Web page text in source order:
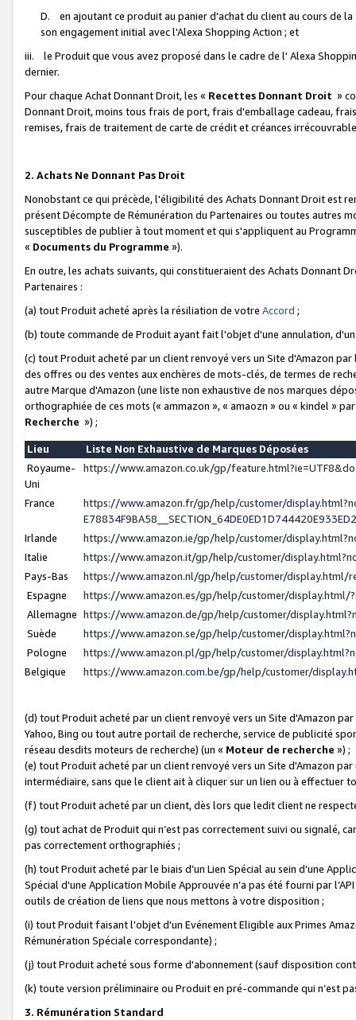
D. en ajoutant ce produit au panier d'achat du client au cours de
son engagement initial avec l'Alexa Shopping Action ; et
iii. le Produit que vous avez proposé dans le cadre de l' Alexa
dernier.
Pour chaque Achat Donnant Droit, les « Recettes Donnant Droit »
Donnant Droit, moins tous frais de port, frais d'emballage cadeau,
remises, frais de traitement de carte de crédit et créances
2. Achats Ne Donnant Pas Droit
Nonobstant ce qui précède, l'éligibilité des Achats Donnant Droit est
présent Décompte de Rémunération du Partenaires ou toutes autres
susceptibles de publier à tout moment et qui s'appliquent au
« Documents du Programme »).
En outre, les achats suivants, qui constitueraient des Achats Donnant
Partenaires :
(a) tout Produit acheté après la résiliation de votre Accord ;
(b) toute commande de Produit ayant fait l'objet d'une annulation,
(c) tout Produit acheté par un client renvoyé vers un Site d'Amazon
des offres ou des ventes aux enchères de mots-clés, de termes de
autre Marque d'Amazon (une liste non exhaustive de nos marques
orthographiée de ces mots (« ammazon », « amaozn » ou « kindel »
Recherche ») ;
Lieu
Liste Non Exhaustive de Marques Déposées
Royaume-
Uni
https://www.amazon.co.uk/gp/
France
https://www.amazon.fr/gp/help/customer/
Irlande
https://www.amazon.ie/gp/help/customer/
Italie
https://www.amazon.it/gp/help/customer/
Pays-Bas
https://www.amazon.nl/gp/help/customer/display.html/
Espagne
https://www.amazon.es/gp/help/customer/display.html/
Allemagne https://www.amazon.de/gp/help/customer/
Suède
https://www.amazon.se/gp/help/customer/
Pologne
https://www.amazon.pl/gp/help/customer/
Belgique
https://www.amazon.com.be/gp/help/customer/
(d) tout Produit acheté par un client renvoyé vers un Site d'Amazon
Yahoo, Bing ou tout autre portail de recherche, service de publicité
réseau desdits moteurs de recherche) (un « Moteur de recherche ») ;
(e) tout Produit acheté par un client renvoyé vers un Site d'Amazon
intermédiaire, sans que le client ait à cliquer sur un lien ou à
(f) tout Produit acheté par un client, dès lors que ledit client ne
(g) tout achat de Produit qui n’est pas correctement suivi ou signalé,
pas correctement orthographiés ;
(h) tout Produit acheté par le biais d’un Lien Spécial au sein d’une
Spécial d'une Application Mobile Approuvée n’a pas été fourni par
outils de création de liens que nous mettons à votre disposition ;
(i) tout Produit faisant l'objet d'un Evénement Eligible aux Primes
Rémunération Spéciale correspondante) ;
(j) tout Produit acheté sous forme d'abonnement (sauf disposition
(k) toute version préliminaire ou Produit en pré-commande qui n’est
3. Rémunération Standard